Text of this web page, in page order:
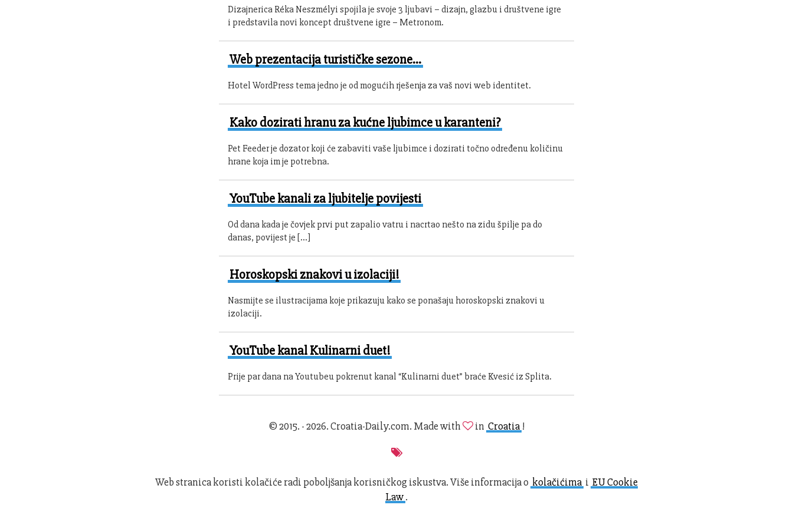
Dizajnerica Réka Neszmélyi spojila je svoje 3 ljubavi – dizajn, glazbu i društvene igre
i predstavila novi koncept društvene igre – Metronom.
Web prezentacija turističke sezone…
Hotel WordPress tema jedno je od mogućih rješenja za vaš novi web identitet.
Kako dozirati hranu za kućne ljubimce u karanteni?
Pet Feeder je dozator koji će zabaviti vaše ljubimce i dozirati točno određenu količinu
hrane koja im je potrebna.
YouTube kanali za ljubitelje povijesti
Od dana kada je čovjek prvi put zapalio vatru i nacrtao nešto na zidu špilje pa do
danas, povijest je […]
Horoskopski znakovi u izolaciji!
Nasmijte se ilustracijama koje prikazuju kako se ponašaju horoskopski znakovi u
izolaciji.
YouTube kanal Kulinarni duet!
Prije par dana na Youtubeu pokrenut kanal “Kulinarni duet” braće Kvesić iz Splita.
© 2015. - 2026. Croatia-Daily.com. Made with in Croatia !
Web stranica koristi kolačiće radi poboljšanja korisničkog iskustva. Više informacija o kolačićima i EU Cookie
Law.